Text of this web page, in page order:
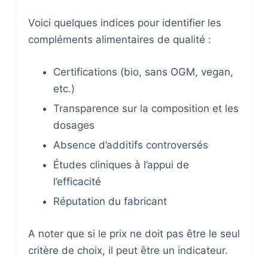
Voici quelques indices pour identifier les
compléments alimentaires de qualité :
Certifications (bio, sans OGM, vegan,
etc.)
Transparence sur la composition et les
dosages
Absence d’additifs controversés
Études cliniques à l’appui de
l’efficacité
Réputation du fabricant
A noter que si le prix ne doit pas être le seul
critère de choix, il peut être un indicateur.